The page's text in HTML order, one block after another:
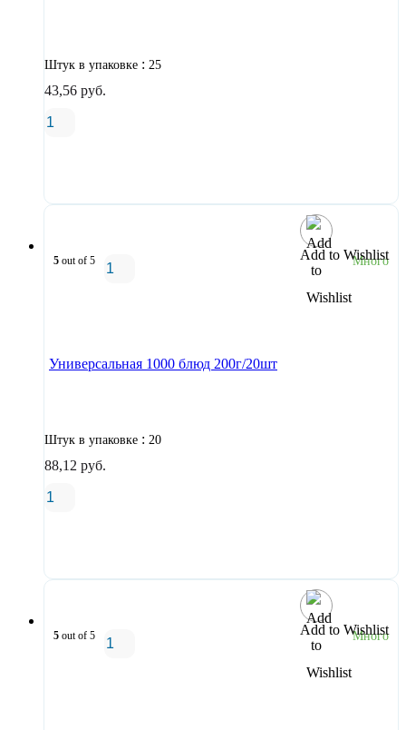
Штук в упаковке : 25
43,56 руб.
Add to Wishlist
5 out of 5 Много
Универсальная 1000 блюд 200г/20шт
Штук в упаковке : 20
88,12 руб.
Add to Wishlist
5 out of 5 Много